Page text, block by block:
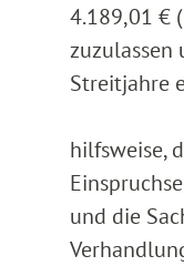
4.189,01 €
zuzulassen
Streitjahre
hilfsweise,
und die